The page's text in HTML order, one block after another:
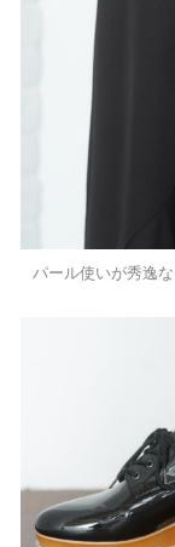
パール使いが秀逸な